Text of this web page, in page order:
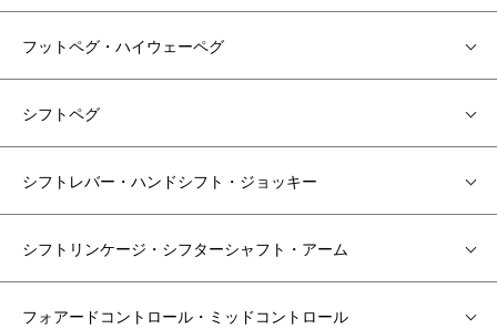
フットペグ・ハイウェーペグ
シフトペグ
シフトレバー・ハンドシフト・ジョッキー
シフトリンケージ・シフターシャフト・アーム
フォアードコントロール・ミッドコントロール